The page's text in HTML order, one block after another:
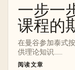
一步一
课程的
在曼谷参加泰式
供理论知识......
阅读文章